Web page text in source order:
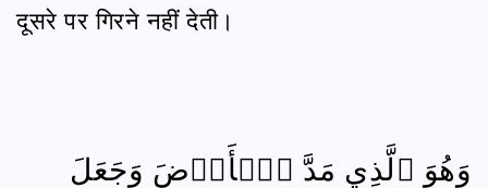
दूसरे पर गिरने नहीं देती।
وَهُوَ ٱلَّذِي مَدَّ ٱلۡأَرۡضَ وَجَعَلَ